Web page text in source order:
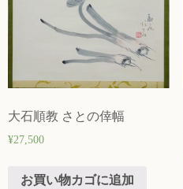
大石順教 さとの倖幅
¥27,500
お買い物カゴに追加